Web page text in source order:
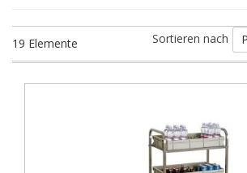
19 Elemente Sortieren nach